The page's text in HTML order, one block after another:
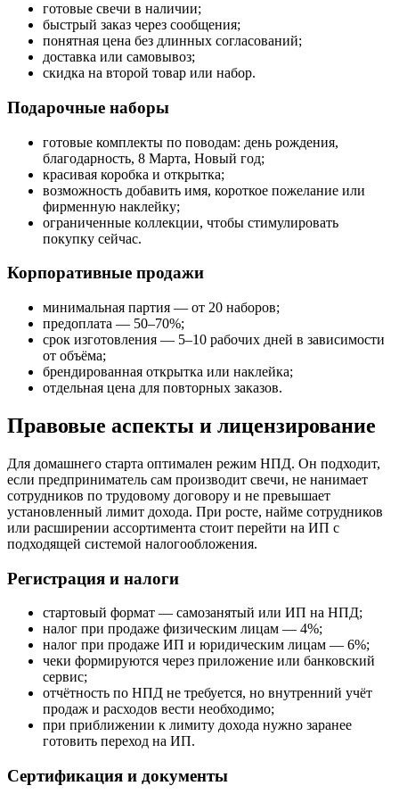
готовые свечи в наличии;
быстрый заказ через сообщения;
понятная цена без длинных согласований;
доставка или самовывоз;
скидка на второй товар или набор.
Подарочные наборы
готовые комплекты по поводам: день рождения,
благодарность, 8 Марта, Новый год;
красивая коробка и открытка;
возможность добавить имя, короткое пожелание или
фирменную наклейку;
ограниченные коллекции, чтобы стимулировать
покупку сейчас.
Корпоративные продажи
минимальная партия — от 20 наборов;
предоплата — 50–70%;
срок изготовления — 5–10 рабочих дней в зависимости
от объёма;
брендированная открытка или наклейка;
отдельная цена для повторных заказов.
Правовые аспекты и лицензирование
Для домашнего старта оптимален режим НПД. Он подходит,
если предприниматель сам производит свечи, не нанимает
сотрудников по трудовому договору и не превышает
установленный лимит дохода. При росте, найме сотрудников
или расширении ассортимента стоит перейти на ИП с
подходящей системой налогообложения.
Регистрация и налоги
стартовый формат — самозанятый или ИП на НПД;
налог при продаже физическим лицам — 4%;
налог при продаже ИП и юридическим лицам — 6%;
чеки формируются через приложение или банковский
сервис;
отчётность по НПД не требуется, но внутренний учёт
продаж и расходов вести необходимо;
при приближении к лимиту дохода нужно заранее
готовить переход на ИП.
Сертификация и документы